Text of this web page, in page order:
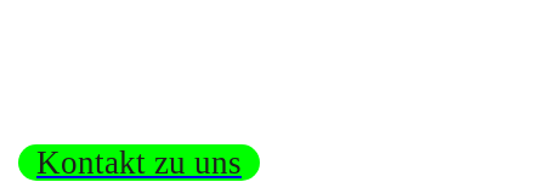
Kontakt zu uns